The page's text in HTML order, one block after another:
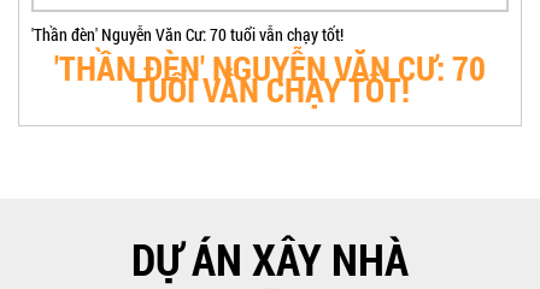
'Thần đèn' Nguyễn Văn Cư: 70 tuổi vẫn chạy tốt!
'THẦN ĐÈN' NGUYỄN VĂN CƯ: 70
TUỔI VẪN CHẠY TỐT!
DỰ ÁN XÂY NHÀ